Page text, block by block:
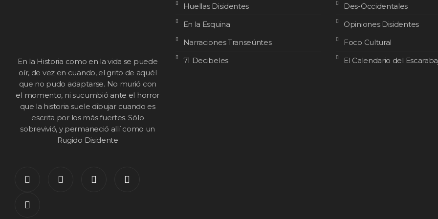
En la Historia como en la vida se puede
oír, de vez en cuando, el grito de aquél
que no pudo adaptarse. No murió con
el momento, ni sucumbió ante el horror
que la historia suele dibujar cuando es
escrita por los más fuertes. Sólo
sobrevivió, y permaneció allí como un
Rugido Disidente
Huellas Disidentes
En la Esquina
Narraciones Transeúntes
71 Decibeles
Des-Occidentales
Opiniones Disidentes
Foco Cultural
El Calendario del